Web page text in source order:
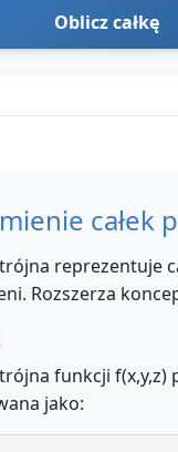
Oblicz całkę
całek
reprezentuje
Rozszerza
funkcji
jako: